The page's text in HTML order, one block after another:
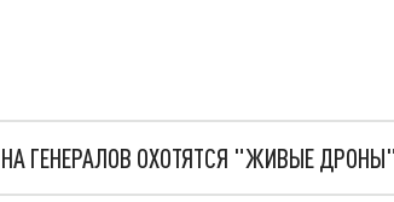
ГЕНЕРАЛОВ ОХОТЯТСЯ "ЖИВЫЕ ДРОНЫ"